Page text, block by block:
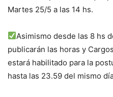
Martes 25/5 a las 14 hs.
Asimismo desde las 8 hs
publicarán las horas y
estará habilitado para la
hasta las 23.59 del mismo